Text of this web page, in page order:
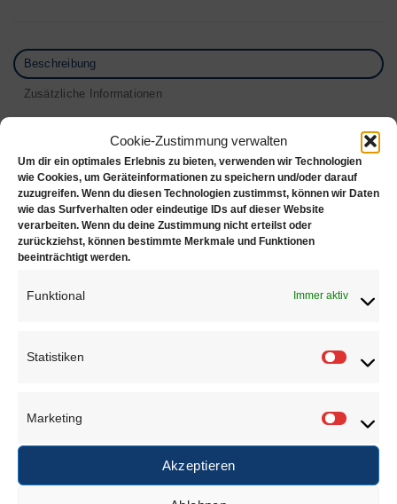
Cookie-Zustimmung verwalten
Um dir ein optimales Erlebnis zu bieten, verwenden wir Technologien
wie Cookies, um Geräteinformationen zu speichern und/oder darauf
zuzugreifen. Wenn du diesen Technologien zustimmst, können wir Daten
wie das Surfverhalten oder eindeutige IDs auf dieser Website
verarbeiten. Wenn du deine Zustimmung nicht erteilst oder
zurückziehst, können bestimmte Merkmale und Funktionen
beeinträchtigt werden.
Funktional Immer aktiv
Statistiken
Marketing
Akzeptieren
Beschreibung
Zusätzliche Informationen
Steinlupe mit Gummigriffen inkl. Ledertasche,
vergoldet
Linsen Ø: 18mm
Vergrößerung: 10- fach